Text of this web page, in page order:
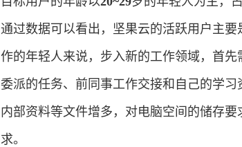
通过数据可以看出，坚果云的活跃用户主
作的年轻人来说，步入新的工作领域，首
委派的任务、前同事工作交接和自己的学
内部资料等文件增多，对电脑空间的储存
求。